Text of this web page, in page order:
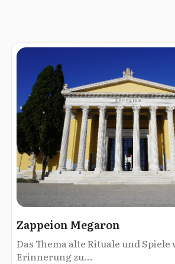
Zappeion Megaron
Das Thema alte Rituale und Spiele
Erinnerung zu...